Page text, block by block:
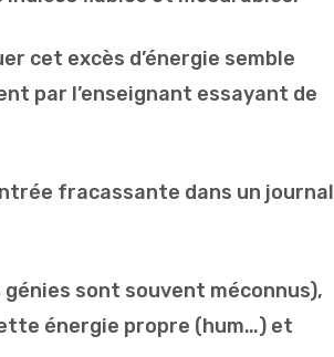
cet excès d’énergie semble
par l’enseignant essayant de
fracassante dans un journal
génies sont souvent méconnus),
énergie propre (hum…) et